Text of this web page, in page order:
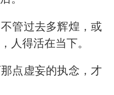
管过去多辉煌，或
人得活在当下。
点虚妄的执念，才